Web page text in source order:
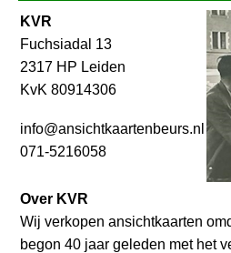
KVR
Fuchsiadal 13
2317 HP Leiden
KvK 80914306
info@ansichtkaartenbeurs.nl
071-5216058
Over KVR
Wij verkopen ansichtkaarten
begon 40 jaar geleden met het